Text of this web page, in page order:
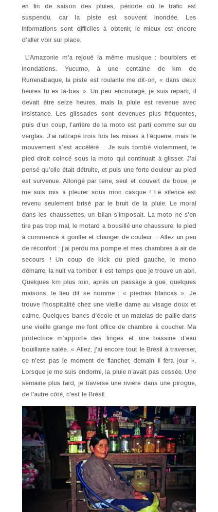
en fin de saison des pluies, période où le trafic est
suspendu, car la piste est souvent inondée. Les
informations sont difficiles à obtenir, le mieux est encore
d’aller voir sur place.
L’Amazonie m’a rejoué la même musique : bourbiers et
inondations. Yucumo, à une centaine de km de
Rurrenabaque, la piste est roulante me dit-on, « dans deux
heures tu es là-bas ». Un peu encouragé, je suis reparti, il
devait être seize heures, mais la pluie est revenue avec
insistance. Les glissades sont devenues plus fréquentes,
puis d’un coup, l’arrière de la moto est parti comme sur du
verglas. J’ai rattrapé trois fois les mises à l’équerre, mais le
mouvement s’est accéléré… Je suis tombé violemment, le
pied droit coincé sous la moto qui continuait à glisser. J’ai
pensé qu’elle était détruite, et puis une forte douleur au pied
est survenue. Allongé par terre, seul et couvert de boue, je
me suis mis à pleurer sous mon casque ! Le silence est
revenu seulement brisé par le bruit de la pluie. Le moral
dans les chaussettes, un bilan s’imposait. La moto ne s’en
tire pas trop mal, le motard a bousillé une chaussure, le pied
à commencé à gonfler et changer de couleur… Allez un peu
de réconfort : j’ai perdu ma pompe et mes chambres à air de
secours ! Un coup de kick du pied gauche, le mono
démarre, la nuit va tomber, il est temps que je trouve un abri.
Quelques km plus loin, après un passage à gué, quelques
maisons, le lieu dit se nomme : « piedras blancas ». Je
trouve l’hospitalité chez une vieille dame au visage doux et
calme. Quelques bancs d’école et un matelas de paille dans
une vieille grange me font office de chambre à coucher. Ma
protectrice m’apporte des linges et une bassine d’eau
bouillante salée. « Allez, j’ai encore tout le Brésil à traverser,
ce n’est pas le moment de flancher, demain il fera jour ».
Lorsque je me suis endormi, la pluie n’avait pas cessée. Une
semaine plus tard, je traverse une rivière dans une pirogue,
de l’autre côté, c’est le Brésil.